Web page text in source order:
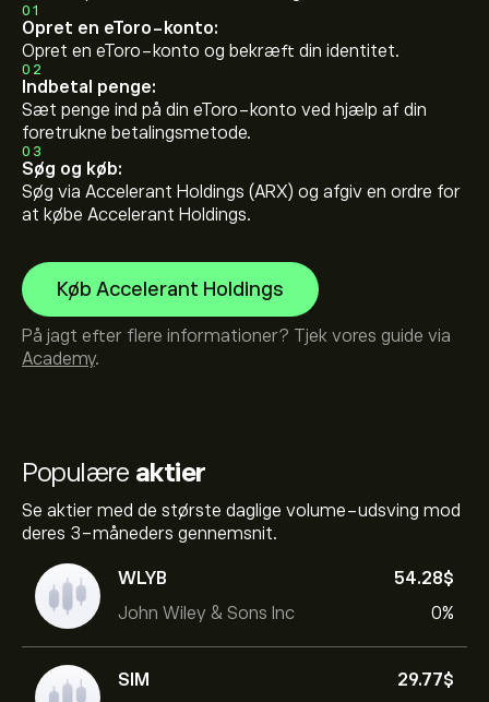
Populære aktier
Se aktier med de største daglige volume-udsving mod
deres 3-måneders gennemsnit.
WLYB
John Wiley & Sons Inc
54.28‎$‎
0%
SIM
29.77‎$‎
01
Opret en eToro-konto:
Opret en eToro-konto og bekræft din identitet.
02
Indbetal penge:
Sæt penge ind på din eToro-konto ved hjælp af din
foretrukne betalingsmetode.
03
Søg og køb:
Søg via Accelerant Holdings (ARX) og afgiv en ordre for
at købe Accelerant Holdings.
Køb Accelerant Holdings
På jagt efter flere informationer? Tjek vores guide via
Academy.